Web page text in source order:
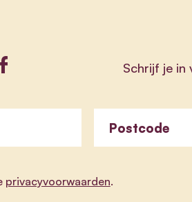
Schrijf je in
Postcode
privacyvoorwaarden.